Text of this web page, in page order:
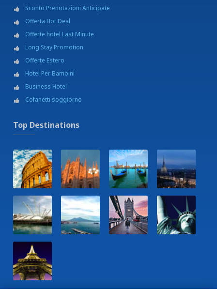
Sconto Prenotazioni Anticipate
Offerta Hot Deal
Offerte hotel Last Minute
Long Stay Promotion
Offerte Estero
Hotel Per Bambini
Business Hotel
Cofanetti soggiorno
Top Destinations